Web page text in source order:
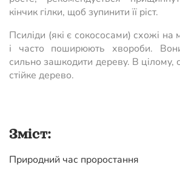
кінчик гілки, щоб зупинити її ріст.
Псиліди (які є сокососами) схожі на
і часто поширюють хвороби.
сильно зашкодити дереву. В цілому,
стійке дерево.
Зміст:
Природний час проростання